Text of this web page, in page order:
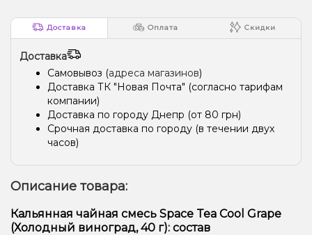
Доставка Оплата Скидки
Доставка
Самовывоз (адреса магазинов)
Доставка ТК "Новая Почта" (согласно тарифам
компании)
Доставка по городу Днепр (от 80 грн)
Срочная доставка по городу (в течении двух
часов)
Описание товара:
Кальянная чайная смесь Space Tea Cool Grape
(Холодный виноград, 40 г): состав